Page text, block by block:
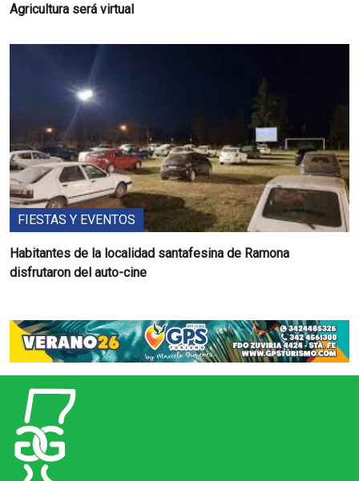
Agricultura será virtual
FIESTAS Y EVENTOS
Habitantes de la localidad santafesina de Ramona
disfrutaron del auto-cine